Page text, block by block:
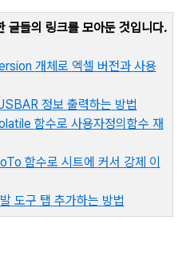
글들의 링크를 모아둔 것입니다.
개체로 엑셀 버전과 사용
정보 출력하는 방법
함수로 사용자정의함수 재
함수로 시트에 커서 강제 이
도구 탭 추가하는 방법